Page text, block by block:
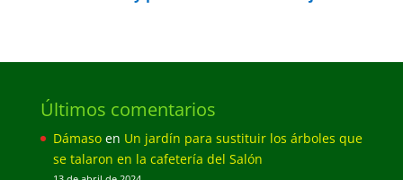
Últimos comentarios
Dámasoen Un jardín para sustituir los árboles que
se talaron en la cafetería del Salón